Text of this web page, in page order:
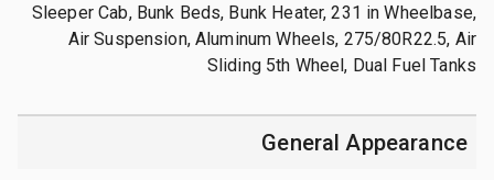
Sleeper Cab, Bunk Beds, Bunk Heater, 231 in Wheelbase,
Air Suspension, Aluminum Wheels, 275/80R22.5, Air
Sliding 5th Wheel, Dual Fuel Tanks
General Appearance